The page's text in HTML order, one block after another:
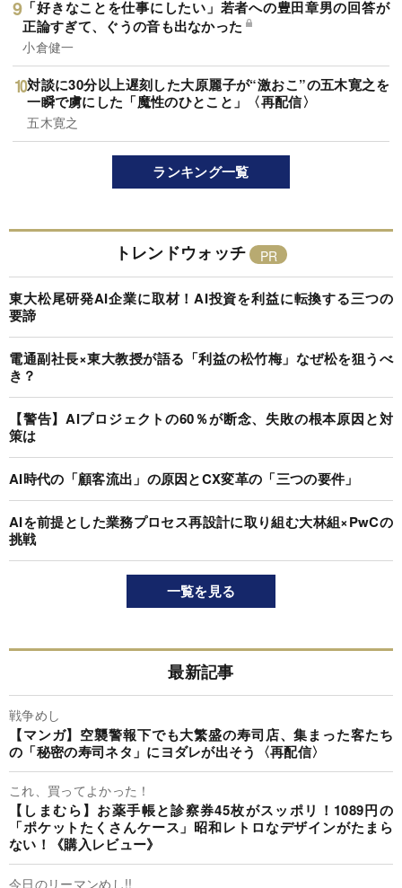
「好きなことを仕事にしたい」若者への豊田章男の回答が
正論すぎて、ぐうの音も出なかった
小倉健一
対談に30分以上遅刻した大原麗子が“激おこ”の五木寛之を
一瞬で虜にした「魔性のひとこと」〈再配信〉
五木寛之
ランキング一覧
トレンドウォッチ
東大松尾研発AI企業に取材！AI投資を利益に転換する三つの
要諦
電通副社長×東大教授が語る「利益の松竹梅」なぜ松を狙うべ
き？
【警告】AIプロジェクトの60％が断念、失敗の根本原因と対
策は
AI時代の「顧客流出」の原因とCX変革の「三つの要件」
AIを前提とした業務プロセス再設計に取り組む大林組×PwCの
挑戦
一覧を見る
最新記事
戦争めし
【マンガ】空襲警報下でも大繁盛の寿司店、集まった客たち
の「秘密の寿司ネタ」にヨダレが出そう〈再配信〉
これ、買ってよかった！
【しまむら】お薬手帳と診察券45枚がスッポリ！1089円の
「ポケットたくさんケース」昭和レトロなデザインがたまら
ない！《購入レビュー》
今日のリーマンめし!!